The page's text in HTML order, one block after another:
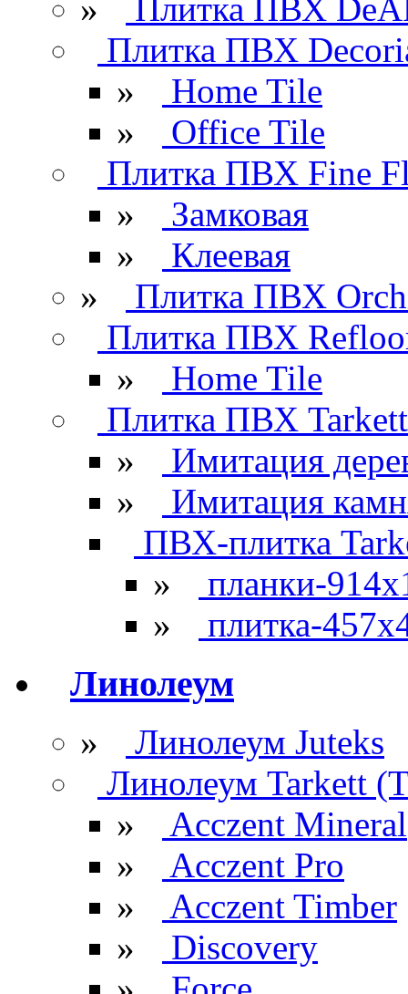
»
Плитка ПВХ
Плитка ПВХ
»
Home Tile
»
Office Tile
Плитка ПВХ Fine
»
Замковая
»
Клеевая
»
Плитка ПВХ
Плитка ПВХ
»
Home Tile
Плитка ПВХ Tarkett
»
Имитация
»
Имитация
ПВХ-плитка
»
планки-
»
плитка-
Линолеум
»
Линолеум Juteks
Линолеум Tarkett
»
Acczent Mineral
»
Acczent Pro
»
Acczent Timber
»
Discovery